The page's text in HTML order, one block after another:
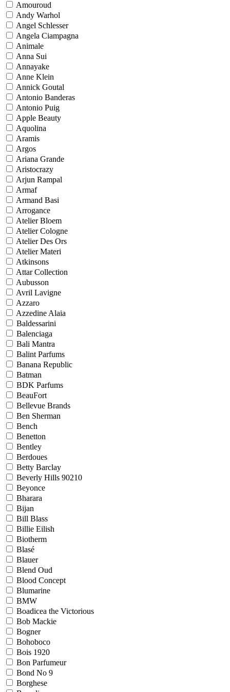
Amouroud
Andy Warhol
Angel Schlesser
Angela Ciampagna
Animale
Anna Sui
Annayake
Anne Klein
Annick Goutal
Antonio Banderas
Antonio Puig
Apple Beauty
Aquolina
Aramis
Argos
Ariana Grande
Aristocrazy
Arjun Rampal
Armaf
Armand Basi
Arrogance
Atelier Bloem
Atelier Cologne
Atelier Des Ors
Atelier Materi
Atkinsons
Attar Collection
Aubusson
Avril Lavigne
Azzaro
Azzedine Alaia
Baldessarini
Balenciaga
Bali Mantra
Balint Parfums
Banana Republic
Batman
BDK Parfums
BeauFort
Bellevue Brands
Ben Sherman
Bench
Benetton
Bentley
Berdoues
Betty Barclay
Beverly Hills 90210
Beyonce
Bharara
Bijan
Bill Blass
Billie Eilish
Biotherm
Blasé
Blauer
Blend Oud
Blood Concept
Blumarine
BMW
Boadicea the Victorious
Bob Mackie
Bogner
Bohoboco
Bois 1920
Bon Parfumeur
Bond No 9
Borghese